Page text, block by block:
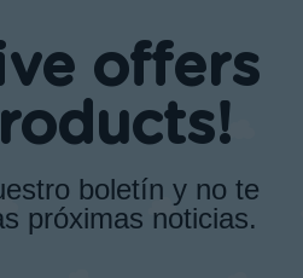
offers
boletín y no te
próximas noticias.